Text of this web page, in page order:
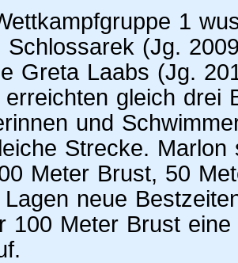
1
Schlossarek (Jg.
Greta Laabs (Jg.
gleich drei
und
Strecke. Marlon
Meter Brust, 50
neue
100 Meter Brust